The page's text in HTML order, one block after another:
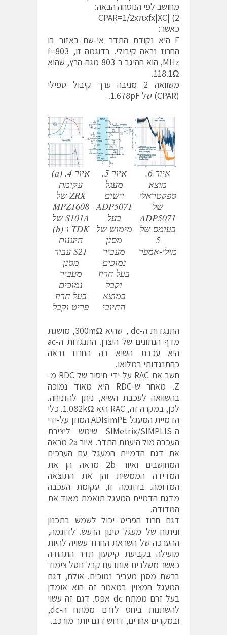
מחושב לפי הנוסחה הבאה:
CPAR=1/2xπxfx|XC| (2
כאשר:
F היא נקודת התדר אי-שם באזור בו
החרוז נראה קיבולי. בדוגמה זו, f=803
MHz, הוא ההיגב ב-803 מגה-הרץ, שהוא
118.1Ω.
משוואה 2 מניבה ערך קיבול טפילי
(CPAR) של 1.678pF.
איור 6.
מוצא
ספקטראלי
של
ADP5071
בעומס של
5
מילי-אמפר
איור 5.
מעגל
יישום
ADP5071
בעל
מימוש של
מסנן
מעביר
נמוכים
בעל חרוז
וקבל
במוצא
החיובי
איור 4. (a)
עקומת
ZRX של
MPZ1608
S101A של
TDK ו-(b)
היענות
S21 עבור
מסנן
מעביר
נמוכים
בעל חרוז
פריט וקבל
התנגדות ה-dc , שהיא 300mΩ, מושגת
מדף הנתונים של היצרן. התנגדות ה-ac
היא עכבת השיא בה החרוז נראה
כהתנגדותי במלואו.
חשב את RAC על-ידי חיסור של RDC מ-
Z. מאחר ש-RDC היא מאוד נמוכה
בהשוואה לעכבת השיא, ניתן להזניחה.
לכן, במקרה זה, RAC היא 1.082kΩ. כלי
הדמיית המעגל ADIsimPE המוזן על-ידי
ה-SIMetrix/SIMPLIS שימש ליצירת
העכבה מול היענות התדר. איור 2a מראה
את דגם הדמיית המעגל עם הערכים
המחושבים ואיור 2b מראה הן את
המדידה הממשית והן את התוצאה
המדומה. בדוגמה זו, עקומת העכבה
מדגם הדמיית המעגל תואמת מאוד את
המדודה.
דגם חרוז הפריט יכול לשמש בתכנון
וניתוח של מעגל סינון הרעש. לדוגמה,
ההערכה של השראת החרוז עשויה להיות
מועילה בקביעת קיטעון תדר התהודה
כאשר משלבים אותו עם קבל נוטל צימוד
ברשת מסנן מעביר נמוכים. אולם, דגם
המעגל המצוין במאמר זה הוא אומדן
בעל זרם ממתח dc אפס. דגם זה עשוי
להשתנות ביחס לזרם ממתח ה-dc,
ובמקרים אחרים, דרוש דגם יותר מורכב.